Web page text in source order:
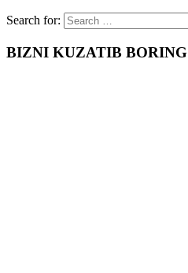
Search for:
BIZNI KUZATIB BORING